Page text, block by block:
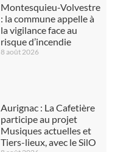
Montesquieu-Volvestre
: la commune appelle à
la vigilance face au
risque d’incendie
8 août 2026
Aurignac : La Cafetière
participe au projet
Musiques actuelles et
Tiers-lieux, avec le SilO